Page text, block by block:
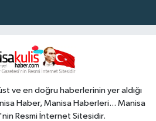
ve en doğru haberlerinin yer aldığı
Haber, Manisa Haberleri... Manisa
Resmi İnternet Sitesidir.